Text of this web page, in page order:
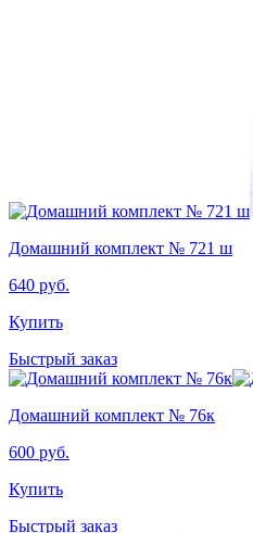
Домашний комплект № 721 ш
640 руб.
Купить
Быстрый заказ
Домашний комплект № 76к
600 руб.
Купить
Быстрый заказ